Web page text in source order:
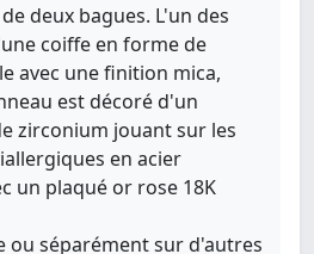
deux bagues. L'un des
coiffe en forme de
avec une finition mica,
est décoré d'un
zirconium jouant sur les
en acier
un plaqué or rose 18K
ou séparément sur d'autres